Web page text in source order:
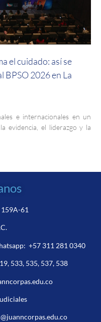
el cuidado: así se
BPSO 2026 en La
e internacionales en un
evidencia, el liderazgo y la
61
+57 311 281 0340
533, 535, 537, 538